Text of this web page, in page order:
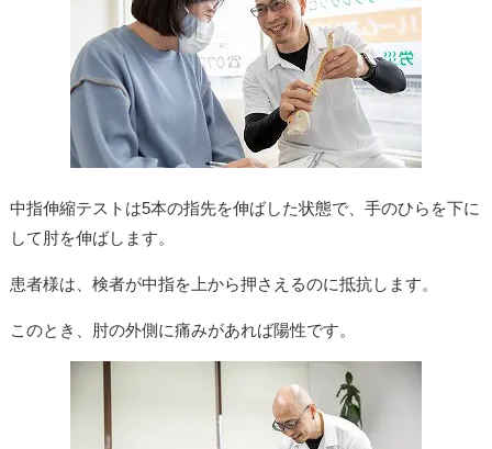
中指伸縮テストは5本の指先を伸ばした状態で、手のひらを下に
して肘を伸ばします。
患者様は、検者が中指を上から押さえるのに抵抗します。
このとき、肘の外側に痛みがあれば陽性です。